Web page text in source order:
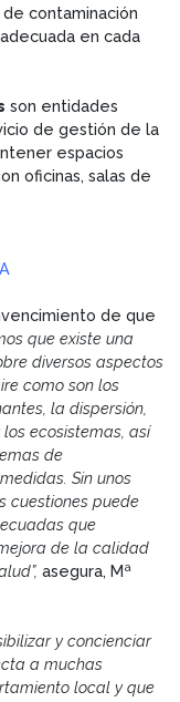
contaminación
en cada
son entidades
de gestión de la
espacios
oficinas, salas de
de que
que existe una
diversos aspectos
como son los
la dispersión,
ecosistemas, así
de
Sin unos
cuestiones puede
que
de la calidad
asegura, Mª
y concienciar
a muchas
local y que